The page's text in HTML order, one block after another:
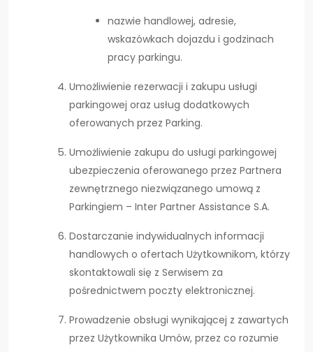
nazwie handlowej, adresie,
wskazówkach dojazdu i godzinach
pracy parkingu.
Umożliwienie rezerwacji i zakupu usługi
parkingowej oraz usług dodatkowych
oferowanych przez Parking.
Umożliwienie zakupu do usługi parkingowej
ubezpieczenia oferowanego przez Partnera
zewnętrznego niezwiązanego umową z
Parkingiem – Inter Partner Assistance S.A.
Dostarczanie indywidualnych informacji
handlowych o ofertach Użytkownikom, którzy
skontaktowali się z Serwisem za
pośrednictwem poczty elektronicznej.
Prowadzenie obsługi wynikającej z zawartych
przez Użytkownika Umów, przez co rozumie